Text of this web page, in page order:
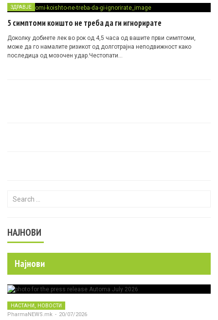
ЗДРАВЈЕ
5 симптоми коишто не треба да ги игнорирате
Доколку добиете лек во рок од 4,5 часа од вашите први симптоми,
може да го намалите ризикот од долготрајна неподвижност како
последица од мозочен удар.Честопати…
Search for:
НАЈНОВИ
Најнови
НАСТАНИ, НОВОСТИ
PharmaNEWS.mk - 20/07/2026